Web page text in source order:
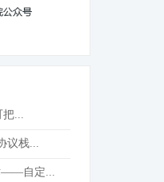
把...
议栈...
——自定...